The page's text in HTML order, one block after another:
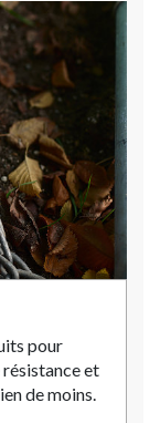
pour
et
de moins.